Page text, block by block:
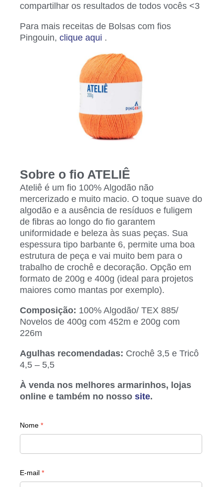
compartilhar os resultados de todos vocês <3
Para mais receitas de Bolsas com fios
Pingouin, clique aqui .
Sobre o fio ATELIÊ
Ateliê é um fio 100% Algodão não
mercerizado e muito macio. O toque suave do
algodão e a ausência de resíduos e fuligem
de fibras ao longo do fio garantem
uniformidade e beleza às suas peças. Sua
espessura tipo barbante 6, permite uma boa
estrutura de peça e vai muito bem para o
trabalho de crochê e decoração. Opção em
formato de 200g e 400g (ideal para projetos
maiores como mantas por exemplo).
Composição: 100% Algodão/ TEX 885/
Novelos de 400g com 452m e 200g com
226m
Agulhas recomendadas: Crochê 3,5 e Tricô
4,5 – 5,5
À venda nos melhores armarinhos, lojas
online e também no nosso site.